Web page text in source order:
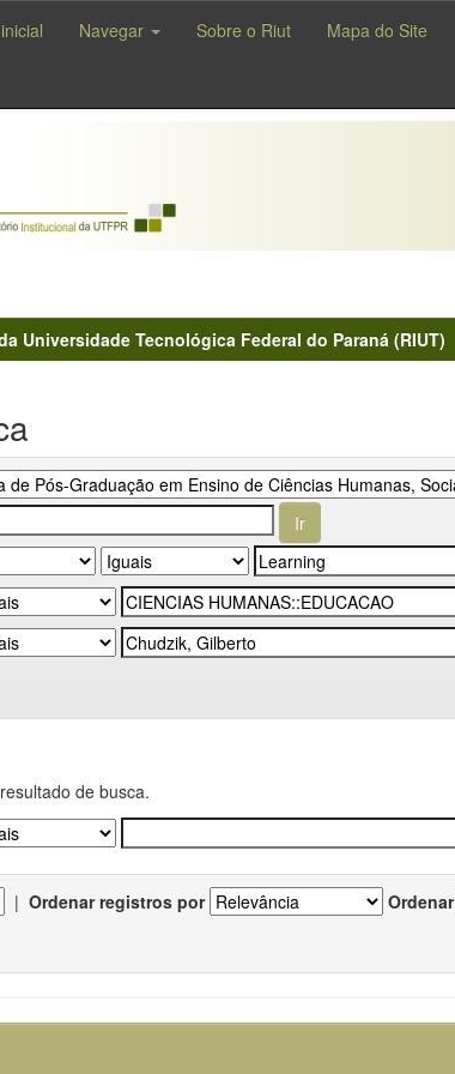
Navegar Sobre o Riut Mapa do Site
Universidade Tecnológica Federal do Paraná (RIUT)
de busca.
| Ordenar registros por Ordenar